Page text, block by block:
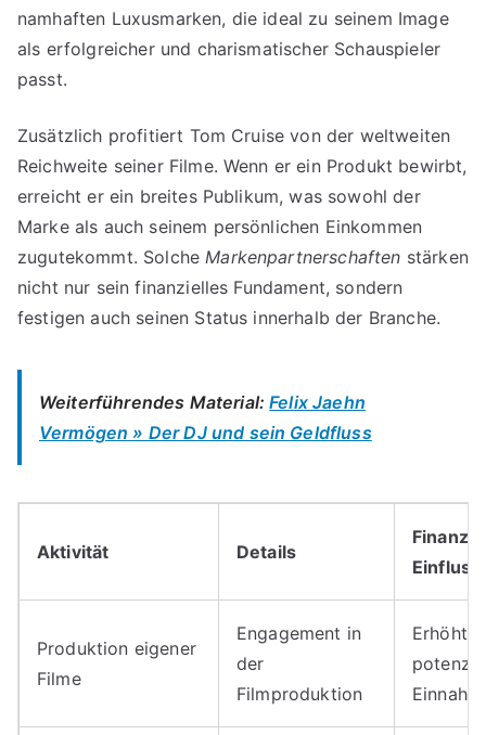
namhaften Luxusmarken, die ideal zu seinem Image
als erfolgreicher und charismatischer Schauspieler
passt.
Zusätzlich profitiert Tom Cruise von der weltweiten
Reichweite seiner Filme. Wenn er ein Produkt bewirbt,
erreicht er ein breites Publikum, was sowohl der
Marke als auch seinem persönlichen Einkommen
zugutekommt. Solche Markenpartnerschaften stärken
nicht nur sein finanzielles Fundament, sondern
festigen auch seinen Status innerhalb der Branche.
Weiterführendes Material:Felix Jaehn
Vermögen » Der DJ und sein Geldfluss
Aktivität Details
Einfluss
Produktion eigener
Filme
Engagement in
der
Filmproduktion
Erhöht